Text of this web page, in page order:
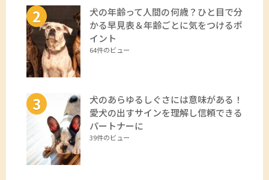
犬の年齢って人間の何歳？ひと目で分
かる早見表＆年齢ごとに気をつけるポ
イント
64件のビュー
犬のあらゆるしぐさには意味がある！
愛犬の出すサインを理解し信頼できる
パートナーに
39件のビュー